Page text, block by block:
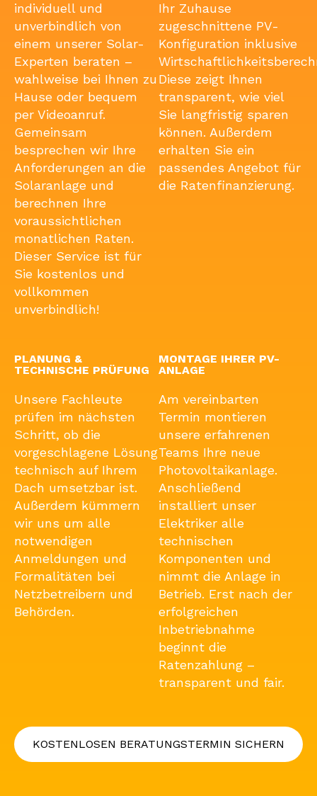
individuell und
unverbindlich von
einem unserer Solar-
Experten beraten –
wahlweise bei Ihnen zu
Hause oder bequem
per Videoanruf.
Gemeinsam
besprechen wir Ihre
Anforderungen an die
Solaranlage und
berechnen Ihre
voraussichtlichen
monatlichen Raten.
Dieser Service ist für
Sie kostenlos und
vollkommen
unverbindlich!
Ihr Zuhause
zugeschnittene PV-
Konfiguration inklusive
Diese zeigt Ihnen
transparent, wie viel
Sie langfristig sparen
können. Außerdem
erhalten Sie ein
passendes Angebot für
die Ratenfinanzierung.
PLANUNG &
TECHNISCHE PRÜFUNG
Unsere Fachleute
prüfen im nächsten
Schritt, ob die
vorgeschlagene Lösung
technisch auf Ihrem
Dach umsetzbar ist.
Außerdem kümmern
wir uns um alle
notwendigen
Anmeldungen und
Formalitäten bei
Netzbetreibern und
Behörden.
MONTAGE IHRER PV-
ANLAGE
Am vereinbarten
Termin montieren
unsere erfahrenen
Teams Ihre neue
Photovoltaikanlage.
Anschließend
installiert unser
Elektriker alle
technischen
Komponenten und
nimmt die Anlage in
Betrieb. Erst nach der
erfolgreichen
Inbetriebnahme
beginnt die
Ratenzahlung –
transparent und fair.
KOSTENLOSEN BERATUNGSTERMIN SICHERN